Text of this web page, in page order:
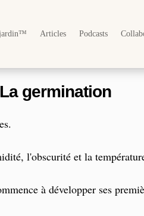
Articles Podcasts
germination
l'obscurité et la
à développer ses